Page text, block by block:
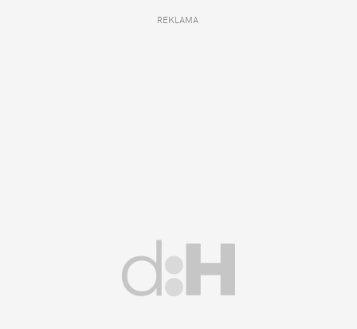
REKLAMA